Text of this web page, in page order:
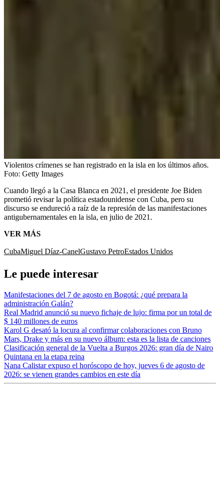
Violentos crímenes se han registrado en la isla en los últimos años.
Foto: Getty Images
Cuando llegó a la Casa Blanca en 2021, el presidente Joe Biden
prometió revisar la política estadounidense con Cuba, pero su
discurso se endureció a raíz de la represión de las manifestaciones
antigubernamentales en la isla, en julio de 2021.
VER MÁS
CubaMiguel Díaz-CanelGustavo PetroEstados Unidos
Le puede interesar
Manifestaciones del 7 de agosto en Bogotá: ¿qué prepara la
administración Galán?
Real Madrid anunció su nuevo fichaje de lujo: firma por un total de
$ 140 millones de euros
Karol G desató la locura al confirmar colaboraciones con Bruno
Mars, Drake y más en su nuevo álbum: esta es la lista de canciones
Clasificación general de la Vuelta a Burgos 2026: gran día de Nairo
Quintana en la etapa reina
Nana Calistar expuso el horóscopo de hoy, jueves 6 de agosto de
2026: se vienen grandes cambios en este día